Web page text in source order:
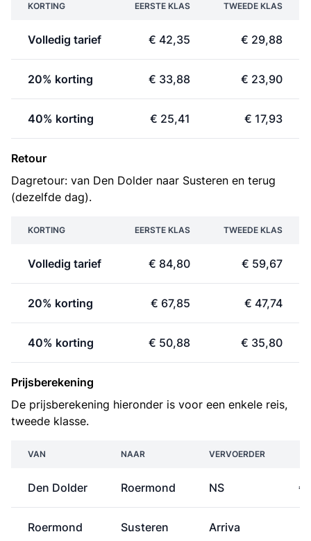
KORTING EERSTE KLAS TWEEDE KLAS
Volledig tarief € 42,35 € 29,88
20% korting € 33,88 € 23,90
40% korting € 25,41 € 17,93
Retour
Dagretour: van Den Dolder naar Susteren en terug
(dezelfde dag).
KORTING EERSTE KLAS TWEEDE KLAS
Volledig tarief € 84,80 € 59,67
20% korting € 67,85 € 47,74
40% korting € 50,88 € 35,80
Prijsberekening
De prijsberekening hieronder is voor een enkele reis,
tweede klasse.
VAN NAAR VERVOERDER
Den Dolder Roermond NS €
Roermond Susteren Arriva